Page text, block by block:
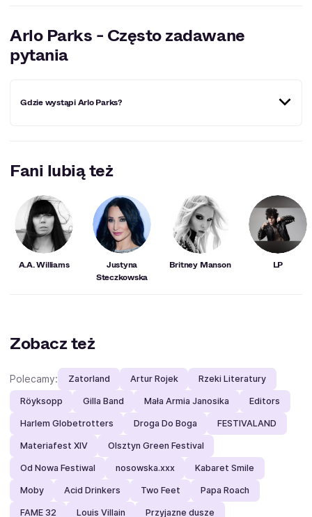
Arlo Parks - Często zadawane
pytania
Gdzie wystąpi Arlo Parks?
najbliższym czasie:
Fani lubią też
A.A. Williams
Justyna
Steczkowska
Britney Manson LP
Zobacz też
Polecamy: Zatorland Artur Rojek Rzeki Literatury
Röyksopp Gilla Band Mała Armia Janosika Editors
Harlem Globetrotters Droga Do Boga FESTIVALAND
Materiafest XIV Olsztyn Green Festival
Od Nowa Festiwal nosowska.xxx Kabaret Smile
Moby Acid Drinkers Two Feet Papa Roach
FAME 32 Louis Villain Przyjazne dusze